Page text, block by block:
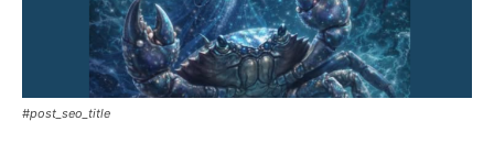
#post_seo_title